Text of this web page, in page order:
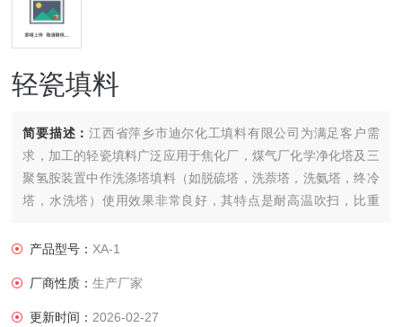
轻瓷填料
简要描述：江西省萍乡市迪尔化工填料有限公司为满足客户需
求，加工的轻瓷填料广泛应用于焦化厂，煤气厂化学净化塔及三
聚氢胺装置中作洗涤塔填料（如脱硫塔，洗萘塔，洗氨塔，终冷
塔，水洗塔）使用效果非常良好，其特点是耐高温吹扫，比重
强，寿命长，平常不用检修。
产品型号： XA-1
厂商性质：生产厂家
更新时间： 2026-02-27